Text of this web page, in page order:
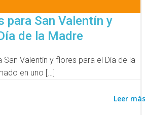
para San Valentín y
de la Madre
Valentín y flores para el Día de la
en uno […]
Leer más